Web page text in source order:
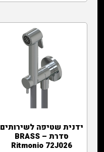
ידנית שטיפה לשירותים
סדרת BRASS –
Ritmonio 72J026